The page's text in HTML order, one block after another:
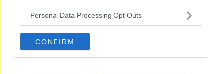
Personal Data Processing Opt Outs
CONFIRM
Il decalogo del politico
Un calcio alla finzione
Mercanti nel tempio
Il disprezzo del mondo
Beneficenza